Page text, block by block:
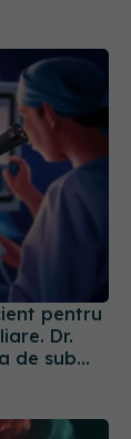
Dr.
de sub